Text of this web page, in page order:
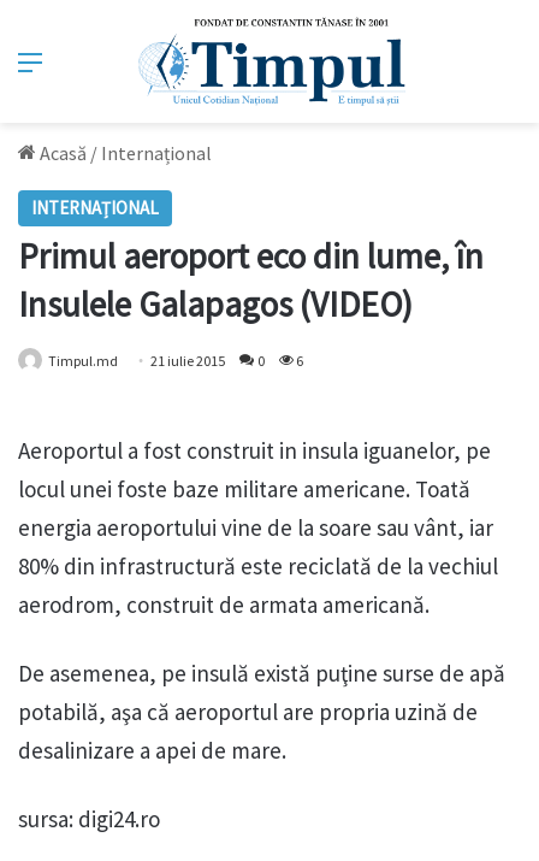
Meniu
Acasă / Internațional
INTERNAȚIONAL
Primul aeroport eco din lume, în
Insulele Galapagos (VIDEO)
Timpul.md 21 iulie 2015 0 6
Aeroportul a fost construit in insula iguanelor, pe
locul unei foste baze militare americane. Toată
energia aeroportului vine de la soare sau vânt, iar
80% din infrastructură este reciclată de la vechiul
aerodrom, construit de armata americană.
De asemenea, pe insulă există puţine surse de apă
potabilă, aşa că aeroportul are propria uzină de
desalinizare a apei de mare.
sursa: digi24.ro